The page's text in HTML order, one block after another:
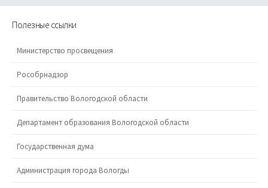
Полезные ссылки
Министерство просвещения
Рособрнадзор
Правительство Вологодской области
Департамент образования Вологодской области
Государственная дума
Администрация города Вологды